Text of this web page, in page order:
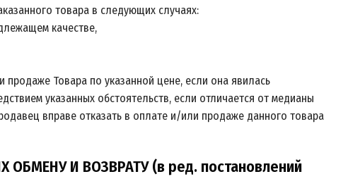
товара в следующих случаях:
качестве,
продаже Товара по указанной цене, если она явилась
указанных обстоятельств, если отличается от медианы
вправе отказать в оплате и/или продаже данного товара
И ВОЗВРАТУ (в ред. постановлений